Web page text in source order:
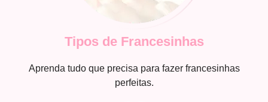
Tipos de Francesinhas
Aprenda tudo que precisa para fazer francesinhas
perfeitas.